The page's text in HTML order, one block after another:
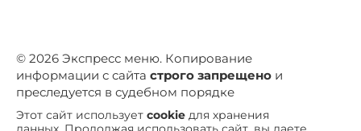
© 2026 Экспресс меню. Копирование
информации с сайта строго запрещено и
преследуется в судебном порядке
Этот сайт использует cookie для хранения